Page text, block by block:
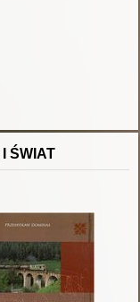
Zdrój
ŚWIAT